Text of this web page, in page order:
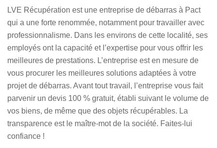
LVE Récupération est une entreprise de débarras à Pact
qui a une forte renommée, notamment pour travailler avec
professionnalisme. Dans les environs de cette localité, ses
employés ont la capacité et l’expertise pour vous offrir les
meilleures de prestations. L’entreprise est en mesure de
vous procurer les meilleures solutions adaptées à votre
projet de débarras. Avant tout travail, l’entreprise vous fait
parvenir un devis 100 % gratuit, établi suivant le volume de
vos biens, de même que des objets récupérables. La
transparence est le maître-mot de la société. Faites-lui
confiance !